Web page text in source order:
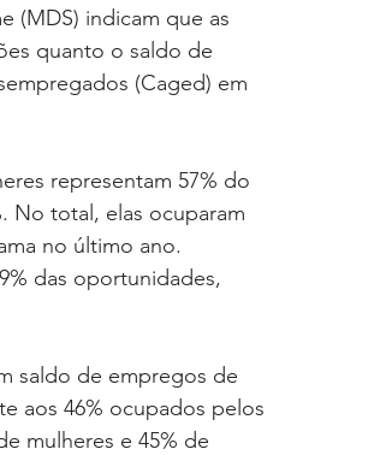
(MDS) indicam que as
quanto o saldo de
(Caged) em
representam 57% do
No total, elas ocuparam
no último ano.
das oportunidades,
saldo de empregos de
aos 46% ocupados pelos
mulheres e 45% de